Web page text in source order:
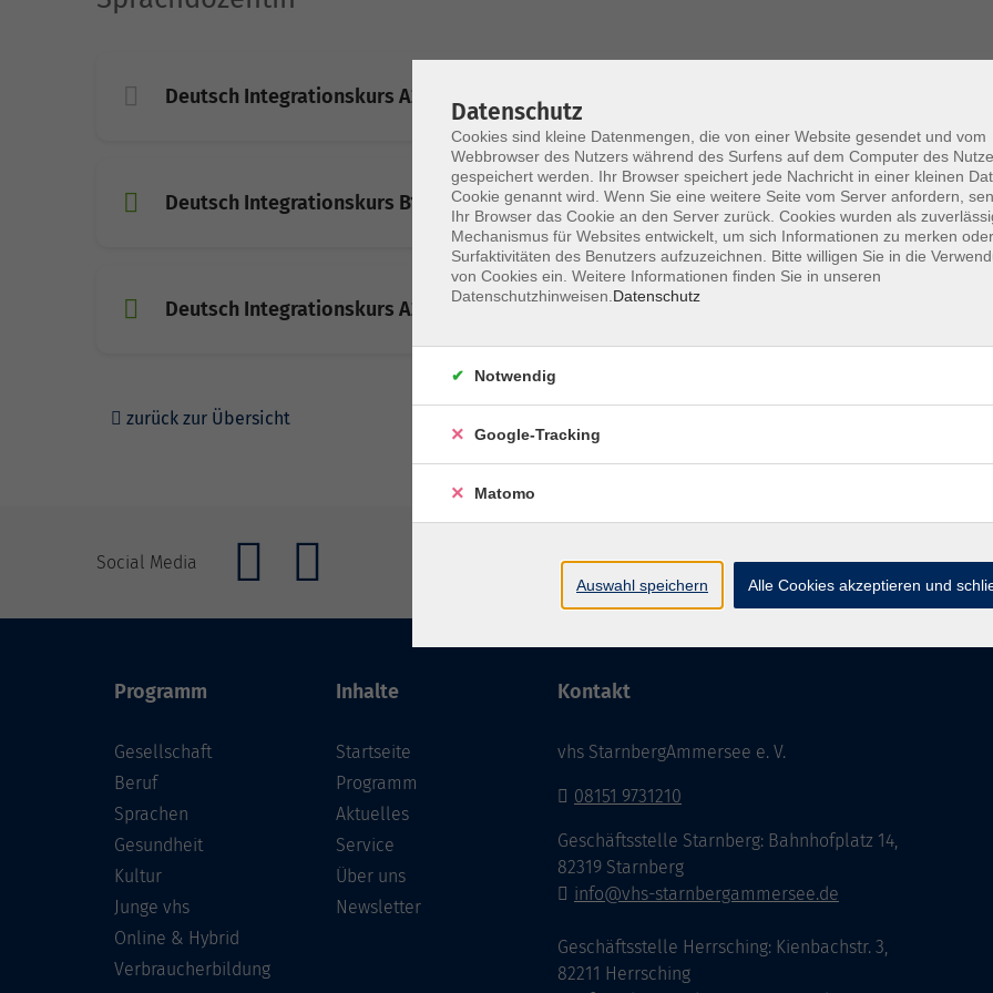
Deutsch Integrationskurs A2.1, Modul 3
Mi.
Deutsch Integrationskurs B1.2, Modul 6
Mo.
Deutsch Integrationskurs A2.2, Modul 4
Do.
zurück zur Übersicht
Social Media AGB Datenschutzerklärung
Programm
Gesellschaft
Beruf
Sprachen
Gesundheit
Kultur
Junge vhs
Online & Hybrid
Verbraucherbildung
Inhalte
Startseite
Programm
Aktuelles
Service
Über uns
Newsletter
Kontakt
vhs StarnbergAmmersee e. V.
08151 9731210
Geschäftsstelle Starnberg: Bahnhofplatz 14,
82319 Starnberg
info@vhs-starnbergammersee.de
Geschäftsstelle Herrsching: Kienbachstr. 3,
82211 Herrsching
Datenschutz
Cookies sind kleine Datenmengen, die von einer Website gesendet und vom
Webbrowser des Nutzers während des Surfens auf dem Computer des
gespeichert werden. Ihr Browser speichert jede Nachricht in einer kleinen
Cookie genannt wird. Wenn Sie eine weitere Seite vom Server anfordern,
Ihr Browser das Cookie an den Server zurück. Cookies wurden als
Mechanismus für Websites entwickelt, um sich Informationen zu merken
Surfaktivitäten des Benutzers aufzuzeichnen. Bitte willigen Sie in die
von Cookies ein. Weitere Informationen finden Sie in unseren
Datenschutzhinweisen. Datenschutz
Notwendig
Google-Tracking
Matomo
Auswahl speichern Alle Cookies akzeptieren und